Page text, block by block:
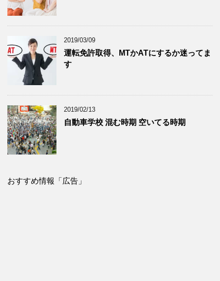
2019/03/09
運転免許取得、MTかATにするか迷ってま
す
2019/02/13
自動車学校 混む時期 空いてる時期
おすすめ情報「広告」